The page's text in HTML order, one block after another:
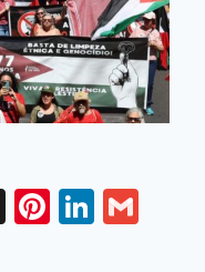
X
Pi Li